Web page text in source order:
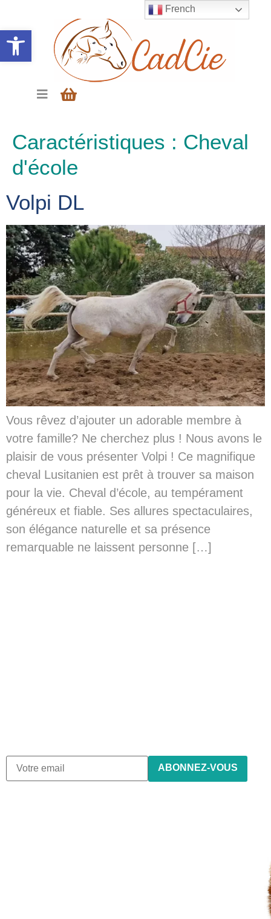
Ouvrir la barre d’outils
Caractéristiques : Cheval
d'école
Volpi DL
Vous rêvez d’ajouter un adorable membre à
votre famille? Ne cherchez plus ! Nous avons le
plaisir de vous présenter Volpi ! Ce magnifique
cheval Lusitanien est prêt à trouver sa maison
pour la vie. Cheval d’école, au tempérament
généreux et fiable. Ses allures spectaculaires,
son élégance naturelle et sa présence
remarquable ne laissent personne […]
French